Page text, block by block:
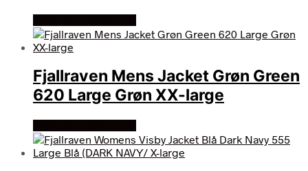
Fjallraven Mens Jacket Grøn Green
620 Large Grøn XX-large